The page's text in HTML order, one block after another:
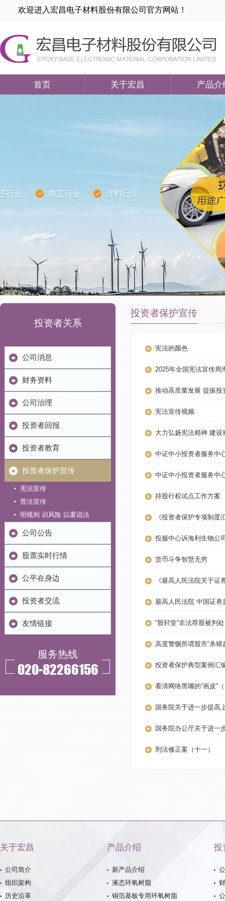
欢迎进入宏昌电子材料股份有限公司官方网站！
首页 关于宏昌 产品介
投资者关系
公司消息
财务资料
公司治理
投资者回报
投资者教育
投资者保护宣传
宪法宣传
普法宣传
明规则 识风险 以案说法
公司公告
股票实时行情
公平在身边
投资者交流
友情链接
服务热线
020-82266156
投资者保护宣传
宪法的颜色
2025年全国宪法宣传周
推动高质量发展 提振投
宪法宣传视频
大力弘扬宪法精神 建设
中证中小投资者服务中
中证中小投资者服务中
持股行权试点工作方案
《投资者保护专项制度
投服中心诉海利生物公
货币斗争智慧无穷
《最高人民法院关于
最高人民法院 中国证
“股轩堂”非法荐股被判
高度警惕所谓股市“杀猪
投资者保护典型案例汇
看清网络黑嘴的“画皮”
国务院关于进一步提高
国务院办公厅关于进一
刑法修正案（十一）
关于宏昌
公司简介
组织架构
历史沿革
产品介绍
新产品介绍
液态环氧树脂
铜箔基板专用环氧树脂
投